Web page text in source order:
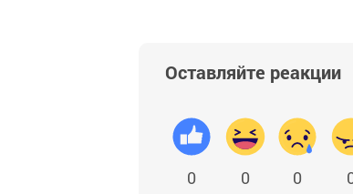
Оставляйте реакции
0 0 0